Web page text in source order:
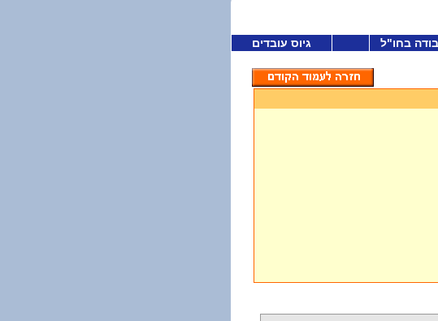
בחו"ל גיוס עובדים